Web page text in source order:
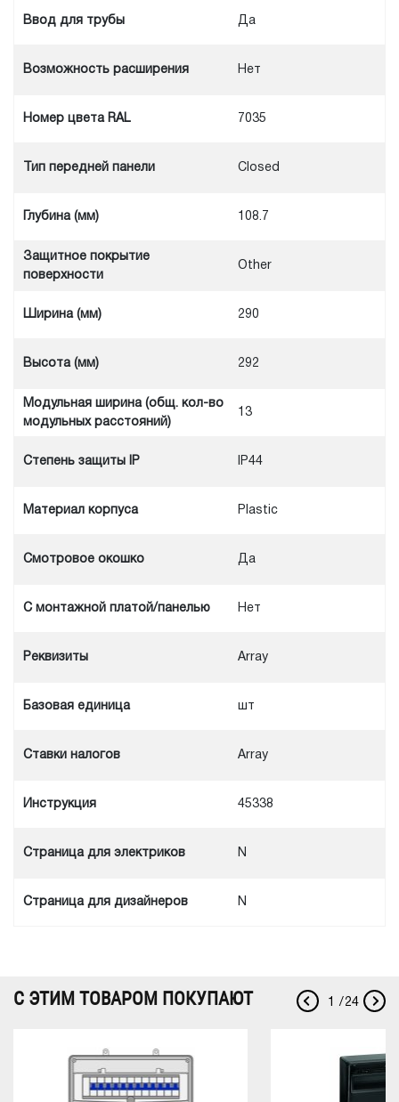
Ввод для трубы Да
Возможность расширения Нет
Номер цвета RAL 7035
Тип передней панели Closed
Глубина (мм) 108.7
Защитное покрытие
поверхности
Other
Ширина (мм) 290
Высота (мм) 292
Модульная ширина (общ. кол-во
модульных расстояний)
13
Степень защиты IP IP44
Материал корпуса Plastic
Смотровое окошко Да
С монтажной платой/панелью Нет
Реквизиты Array
Базовая единица шт
Ставки налогов Array
Инструкция 45338
Cтраница для электриков N
Cтраница для дизайнеров N
С ЭТИМ ТОВАРОМ ПОКУПАЮТ / 24
1